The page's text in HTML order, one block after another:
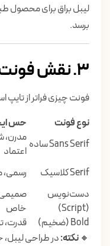
لیبل براق برای محصول
برسد.
۳. نقش فونت در اعتماد و درک برند
فونت چیزی فراتر از تایپ
نوع فونت
حس
Sans Serif ساده
مدرن،
اعتماد
Serif کلاسیک
رسمی،
دست‌نویس
(Script)
خاص
Bold (ضخیم)
قدرت،
🔸 نکته:در طراحی لیبل،